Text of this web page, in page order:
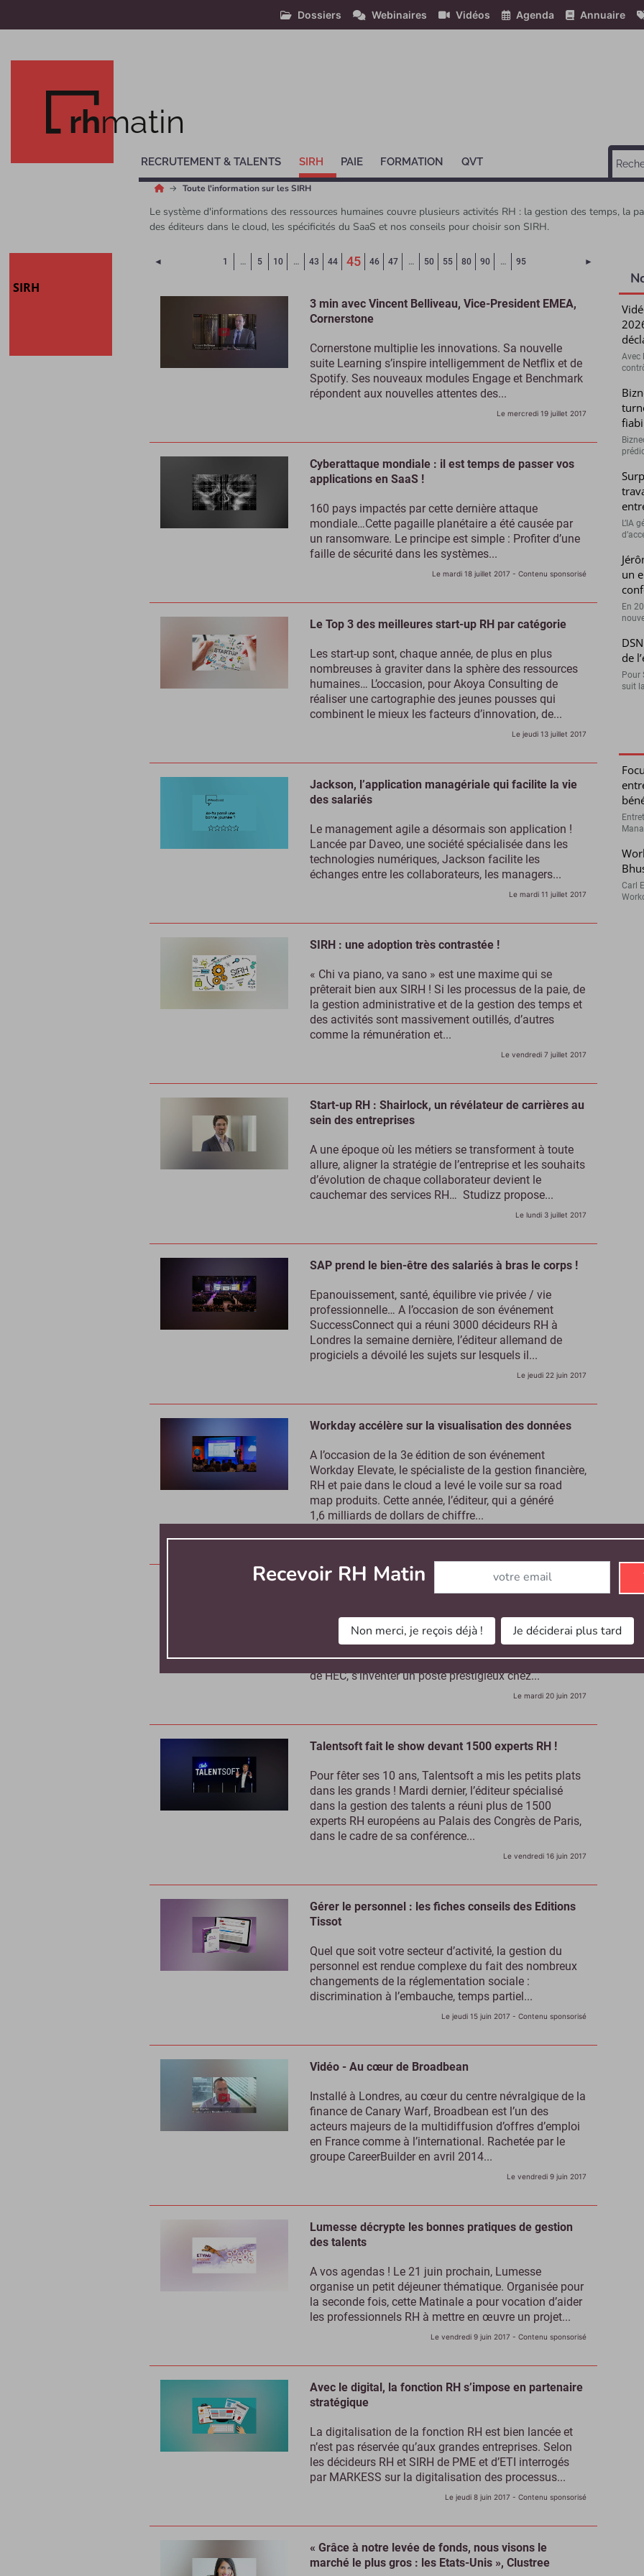
Dossiers Webinaires Vidéos Agenda Annuaire
rhmatin
RECRUTEMENT & TALENTS SIRH PAIE FORMATION QVT
Toute l'information sur les SIRH
Le système d'informations des ressources humaines couvre plusieurs activités RH : la gestion des temps, la
des éditeurs dans le cloud, les spécificités du SaaS et nos conseils pour choisir son SIRH.
SIRH
◄ Page précédente
1 … 5 10 … 43 44 45(Page courante)
46 47 … 50 55 80 90 … 95 ►
3 min avec Vincent Belliveau, Vice-President EMEA,
Cornerstone
Cornerstone multiplie les innovations. Sa nouvelle
suite Learning s’inspire intelligemment de Netflix et de
Spotify. Ses nouveaux modules Engage et Benchmark
répondent aux nouvelles attentes des...
Le mercredi 19 juillet 2017
Cyberattaque mondiale : il est temps de passer vos
applications en SaaS !
160 pays impactés par cette dernière attaque
mondiale…Cette pagaille planétaire a été causée par
un ransomware. Le principe est simple : Profiter d’une
faille de sécurité dans les systèmes...
Le mardi 18 juillet 2017 - Contenu sponsorisé
Le Top 3 des meilleures start-up RH par catégorie
Les start-up sont, chaque année, de plus en plus
nombreuses à graviter dans la sphère des ressources
humaines… L’occasion, pour Akoya Consulting de
réaliser une cartographie des jeunes pousses qui
combinent le mieux les facteurs d’innovation, de...
Le jeudi 13 juillet 2017
Jackson, l’application managériale qui facilite la vie
des salariés
Le management agile a désormais son application !
Lancée par Daveo, une société spécialisée dans les
technologies numériques, Jackson facilite les
échanges entre les collaborateurs, les managers...
Le mardi 11 juillet 2017
SIRH : une adoption très contrastée !
« Chi va piano, va sano » est une maxime qui se
prêterait bien aux SIRH ! Si les processus de la paie, de
la gestion administrative et de la gestion des temps et
des activités sont massivement outillés, d’autres
comme la rémunération et...
Le vendredi 7 juillet 2017
Start-up RH : Shairlock, un révélateur de carrières au
sein des entreprises
A une époque où les métiers se transforment à toute
allure, aligner la stratégie de l’entreprise et les souhaits
d’évolution de chaque collaborateur devient le
cauchemar des services RH… Studizz propose...
Le lundi 3 juillet 2017
SAP prend le bien-être des salariés à bras le corps !
Epanouissement, santé, équilibre vie privée / vie
professionnelle… A l’occasion de son événement
SuccessConnect qui a réuni 3000 décideurs RH à
Londres la semaine dernière, l’éditeur allemand de
progiciels a dévoilé les sujets sur lesquels il...
Le jeudi 22 juin 2017
Workday accélère sur la visualisation des données
A l’occasion de la 3e édition de son événement
Workday Elevate, le spécialiste de la gestion financière,
RH et paie dans le cloud a levé le voile sur sa road
map produits. Cette année, l’éditeur, qui a généré
1,6 milliards de dollars de chiffre...
Start-up RH : EveryCheck débusque les arnaques au
Se proclamer diplômé de Normale Sup alors que l’on
sort d’une école normale d’instituteurs, transformer
quelques heures d’échange universitaire en un diplôme
de HEC, s’inventer un poste prestigieux chez...
Le mardi 20 juin 2017
Talentsoft fait le show devant 1500 experts RH !
Pour fêter ses 10 ans, Talentsoft a mis les petits plats
dans les grands ! Mardi dernier, l’éditeur spécialisé
dans la gestion des talents a réuni plus de 1500
experts RH européens au Palais des Congrès de Paris,
dans le cadre de sa conférence...
Le vendredi 16 juin 2017
Gérer le personnel : les fiches conseils des Editions
Tissot
Quel que soit votre secteur d’activité, la gestion du
personnel est rendue complexe du fait des nombreux
changements de la réglementation sociale :
discrimination à l’embauche, temps partiel...
Le jeudi 15 juin 2017 - Contenu sponsorisé
Vidéo - Au cœur de Broadbean
Installé à Londres, au cœur du centre névralgique de la
finance de Canary Warf, Broadbean est l’un des
acteurs majeurs de la multidiffusion d’offres d’emploi
en France comme à l’international. Rachetée par le
groupe CareerBuilder en avril 2014...
Le vendredi 9 juin 2017
Lumesse décrypte les bonnes pratiques de gestion
des talents
A vos agendas ! Le 21 juin prochain, Lumesse
organise un petit déjeuner thématique. Organisée pour
la seconde fois, cette Matinale a pour vocation d’aider
les professionnels RH à mettre en œuvre un projet...
Le vendredi 9 juin 2017 - Contenu sponsorisé
Avec le digital, la fonction RH s’impose en partenaire
stratégique
La digitalisation de la fonction RH est bien lancée et
n’est pas réservée qu’aux grandes entreprises. Selon
les décideurs RH et SIRH de PME et d’ETI interrogés
par MARKESS sur la digitalisation des processus...
Le jeudi 8 juin 2017 - Contenu sponsorisé
« Grâce à notre levée de fonds, nous visons le
marché le plus gros : les Etats-Unis », Clustree
Avec
L’IA
un
En
de
Pour
suit
Recevoir RH Matin Abonnez-vous à notre newsletter
Non merci, je reçois déjà ! Je déciderai plus tard
Carl